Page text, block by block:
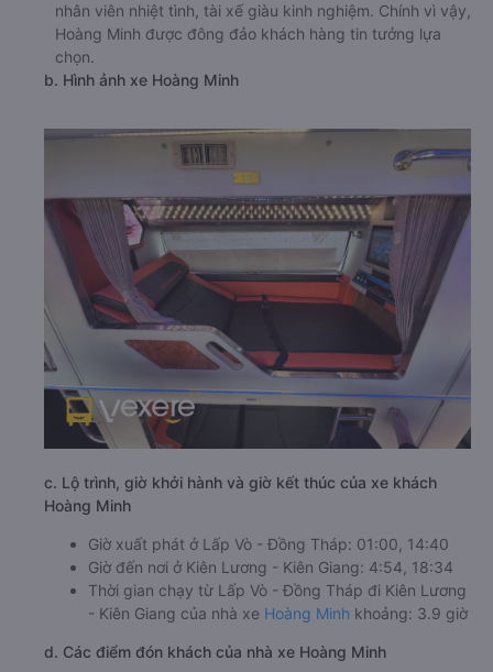
nhân viên nhiệt tình, tài xế giàu kinh nghiệm. Chính vì vậy,
Hoàng Minh được đông đảo khách hàng tin tưởng lựa
chọn.
b. Hình ảnh xe Hoàng Minh
c. Lộ trình, giờ khởi hành và giờ kết thúc của xe khách
Hoàng Minh
Giờ xuất phát ở Lấp Vò - Đồng Tháp: 01:00, 14:40
Giờ đến nơi ở Kiên Lương - Kiên Giang: 4:54, 18:34
Thời gian chạy từ Lấp Vò - Đồng Tháp đi Kiên Lương
- Kiên Giang của nhà xe Hoàng Minh khoảng: 3.9 giờ
d. Các điểm đón khách của nhà xe Hoàng Minh